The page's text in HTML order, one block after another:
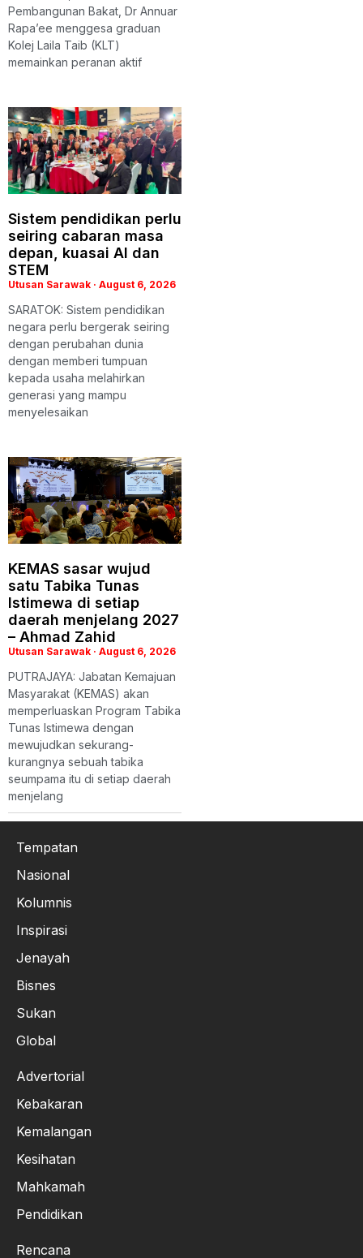
Pembangunan Bakat, Dr Annuar
Rapa’ee menggesa graduan
Kolej Laila Taib (KLT)
memainkan peranan aktif
Sistem pendidikan perlu
seiring cabaran masa
depan, kuasai AI dan
STEM
Utusan Sarawak August 6, 2026
SARATOK: Sistem pendidikan
negara perlu bergerak seiring
dengan perubahan dunia
dengan memberi tumpuan
kepada usaha melahirkan
generasi yang mampu
menyelesaikan
KEMAS sasar wujud
satu Tabika Tunas
Istimewa di setiap
daerah menjelang 2027
– Ahmad Zahid
Utusan Sarawak August 6, 2026
PUTRAJAYA: Jabatan Kemajuan
Masyarakat (KEMAS) akan
memperluaskan Program Tabika
Tunas Istimewa dengan
mewujudkan sekurang-
kurangnya sebuah tabika
seumpama itu di setiap daerah
menjelang
Tempatan
Nasional
Kolumnis
Inspirasi
Jenayah
Bisnes
Sukan
Global
Advertorial
Kebakaran
Kemalangan
Kesihatan
Mahkamah
Pendidikan
Rencana